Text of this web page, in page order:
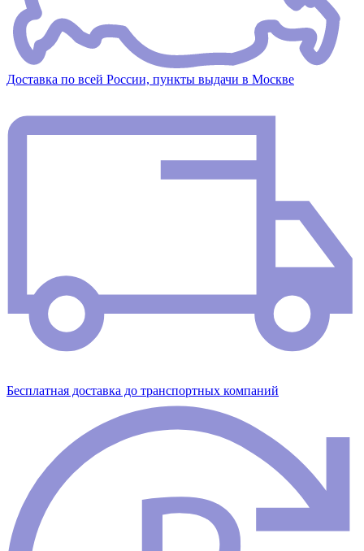
Доставка по всей России, пункты выдачи в Москве
Бесплатная доставка до транспортных компаний